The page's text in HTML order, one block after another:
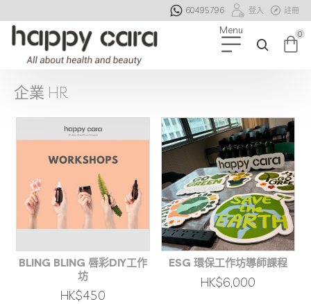
60495796 登入 註冊
0
企業 HR
BLING BLING 唇彩DIY工作
坊
HK$450
ESG 環保工作坊導師課程
HK$6,000